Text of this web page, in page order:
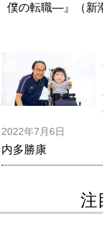
僕の転職― 』（新
2022年7月6日
内多勝康
注